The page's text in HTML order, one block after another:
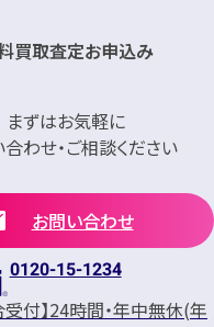
買取査定お申込み
まずはお気軽に
わせ・ご相談ください
お問い合わせ
0120-15-1234
受付】24時間・年中無休(年